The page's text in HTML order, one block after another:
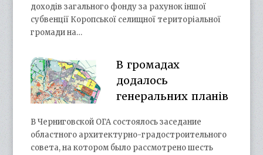
доходів загального фонду за рахунок іншої
субвенції Коропської селищної територіальної
громади на…
В громадах
додалось
генеральних планів
В Черниговской ОГА состоялось заседание
областного архитектурно-градостроительного
совета, на котором было рассмотрено шесть